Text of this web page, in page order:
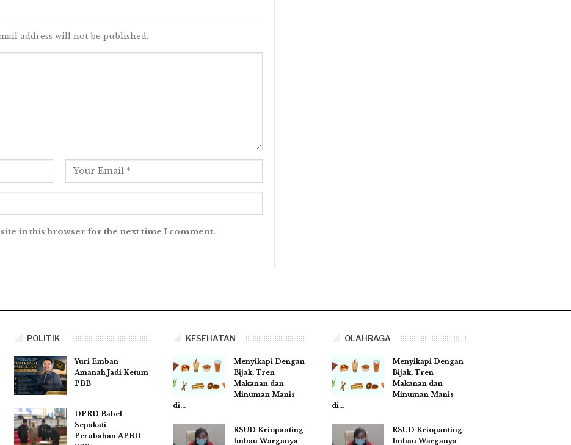
address will not be published.
in this browser for the next time I comment.
POLITIK
Yuri Emban
Amanah Jadi Ketum
PBB
DPRD Babel
Sepakati
Perubahan APBD
KESEHATAN
Menyikapi Dengan
Bijak, Tren
Makanan dan
Minuman Manis
di…
RSUD Kriopanting
Imbau Warganya
OLAHRAGA
Menyikapi Dengan
Bijak, Tren
Makanan dan
Minuman Manis
di…
RSUD Kriopanting
Imbau Warganya